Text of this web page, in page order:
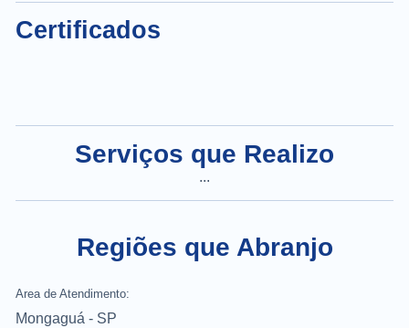
Certificados
Serviços que Realizo
...
Regiões que Abranjo
Area de Atendimento:
Mongaguá - SP